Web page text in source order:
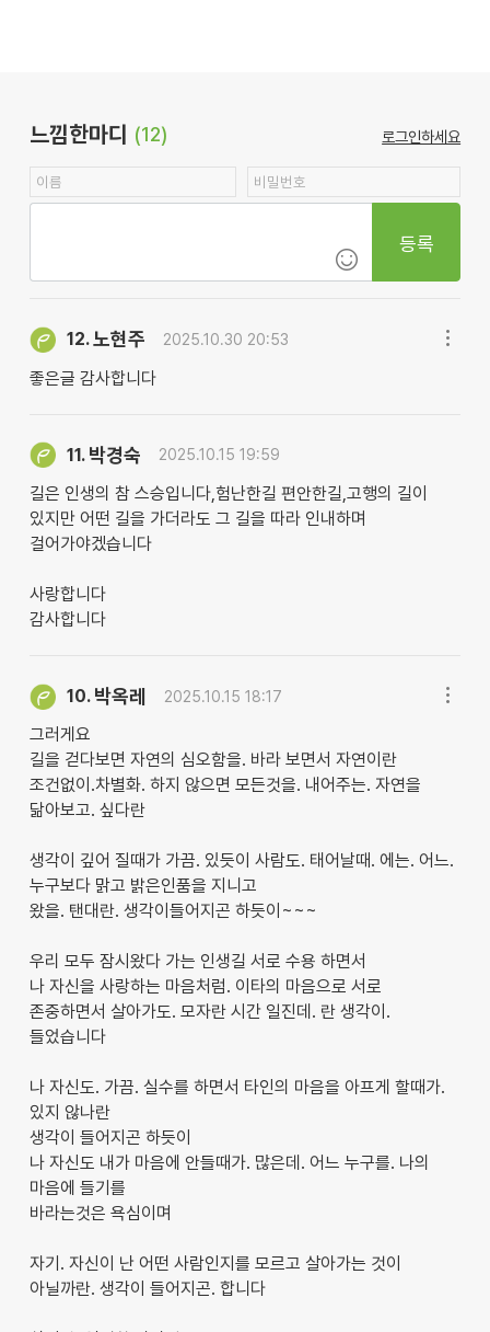
느낌한마디 (12) 로그인하세요
등록
12.노현주 2025.10.30 20:53
좋은글 감사합니다
11. 박경숙 2025.10.15 19:59
길은 인생의 참 스승입니다,험난한길 편안한길,고행의 길이
있지만 어떤 길을 가더라도 그 길을 따라 인내하며
걸어가야겠습니다
사랑합니다
감사합니다
10. 박옥레 2025.10.15 18:17
그러게요
길을 걷다보면 자연의 심오함을. 바라 보면서 자연이란
조건없이.차별화. 하지 않으면 모든것을. 내어주는. 자연을
닮아보고. 싶다란
생각이 깊어 질때가 가끔. 있듯이 사람도. 태어날때. 에는. 어느.
누구보다 맑고 밝은인품을 지니고
왔을. 탠대란. 생각이들어지곤 하듯이~~~
우리 모두 잠시왔다 가는 인생길 서로 수용 하면서
나 자신을 사랑하는 마음처럼. 이타의 마음으로 서로
존중하면서 살아가도. 모자란 시간 일진데. 란 생각이.
들었습니다
나 자신도. 가끔. 실수를 하면서 타인의 마음을 아프게 할때가.
있지 않나란
생각이 들어지곤 하듯이
나 자신도 내가 마음에 안들때가. 많은데. 어느 누구를. 나의
마음에 들기를
바라는것은 욕심이며
자기. 자신이 난 어떤 사람인지를 모르고 살아가는 것이
아닐까란. 생각이 들어지곤. 합니다